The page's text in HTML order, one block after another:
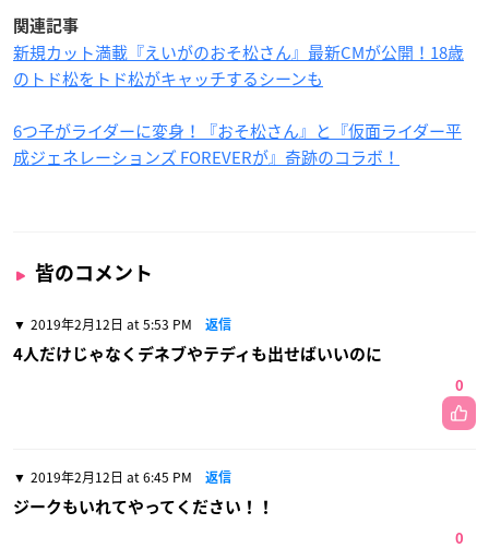
関連記事
新規カット満載『えいがのおそ松さん』最新CMが公開！18歳
のトド松をトド松がキャッチするシーンも
6つ子がライダーに変身！『おそ松さん』と『仮面ライダー平
成ジェネレーションズ FOREVERが』奇跡のコラボ！
皆のコメント
2019年2月12日 at 5:53 PM 返信
4人だけじゃなくデネブやテディも出せばいいのに
0
2019年2月12日 at 6:45 PM 返信
ジークもいれてやってください！！
0